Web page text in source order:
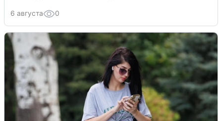
6 августа 0